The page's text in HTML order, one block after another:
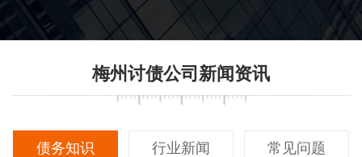
信度。
梅州讨债公司新闻资讯
债务知识 行业新闻 常见问题